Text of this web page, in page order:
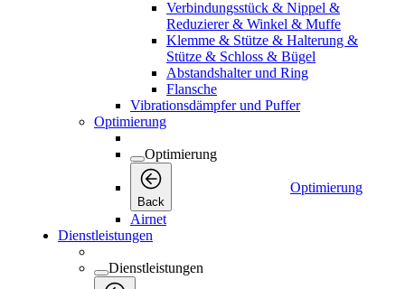
Optimierung
Back
Optimierung
Airnet
Dienstleistungen
Dienstleistungen
Back
Servicebesuche
Konnektivität